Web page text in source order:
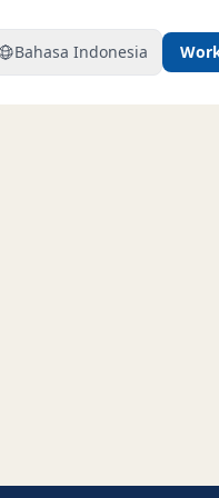
Bahasa Indonesia